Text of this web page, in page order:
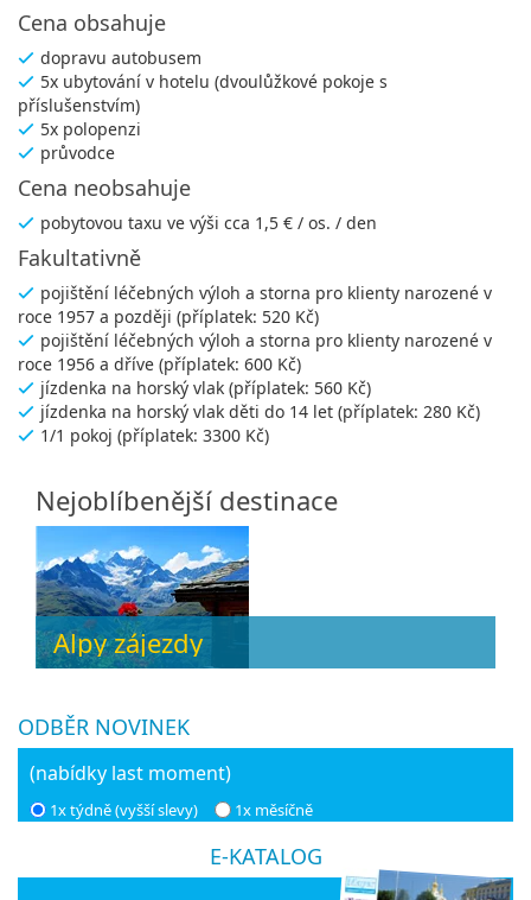
Cena obsahuje
dopravu autobusem
5x ubytování v hotelu (dvoulůžkové pokoje s
příslušenstvím)
5x polopenzi
průvodce
Cena neobsahuje
pobytovou taxu ve výši cca 1,5 € / os. / den
Fakultativně
pojištění léčebných výloh a storna pro klienty narozené v
roce 1957 a později (příplatek: 520 Kč)
pojištění léčebných výloh a storna pro klienty narozené v
roce 1956 a dříve (příplatek: 600 Kč)
jízdenka na horský vlak (příplatek: 560 Kč)
jízdenka na horský vlak děti do 14 let (příplatek: 280 Kč)
1/1 pokoj (příplatek: 3300 Kč)
Nejoblíbenější destinace
Alpy zájezdy
ODBĚR NOVINEK
(nabídky last moment)
1x týdně (vyšší slevy) 1x měsíčně
E-KATALOG